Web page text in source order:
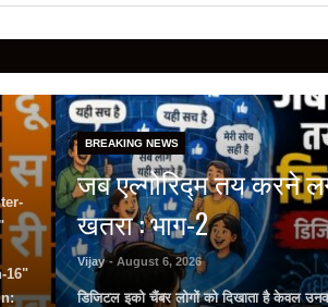
16"
BREAKING NEWS
जब एल्गोरिद्म तय करने
खतरा : भाग-2
Vijay - August 6, 2026
डिजिटल इको चैंबर लोगों को दिखाता है केवल